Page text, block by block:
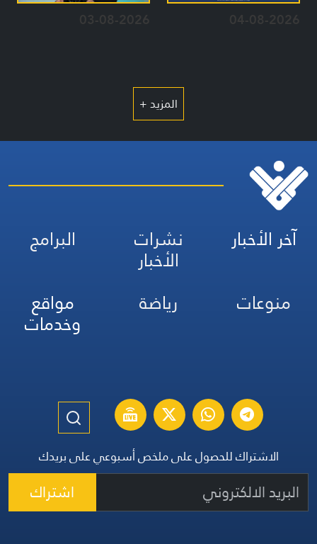
04-08-2026
03-08-2026
المزيد +
آخر الأخبار نشرات
الأخبار
البرامج
منوعات
رياضة مواقع
وخدمات
الاشتراك للحصول على ملخص أسبوعي على بريدك
اشتراك